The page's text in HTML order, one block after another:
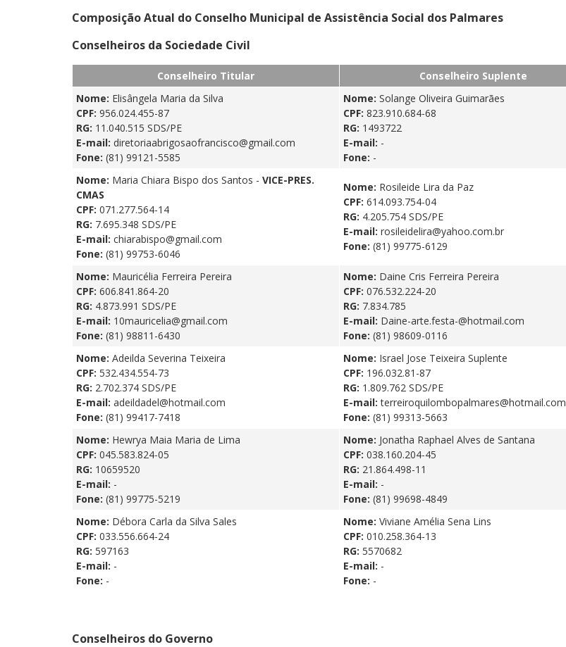
Composição Atual do Conselho Municipal de Assistência Social dos Palmares
Conselheiros da Sociedade Civil
Conselheiro Titular Conselheiro Suplente
Nome: Elisângela Maria da Silva
CPF: 956.024.455-87
RG: 11.040.515 SDS/PE
E-mail: diretoriaabrigosaofrancisco@gmail.com
Fone: (81) 99121-5585
Nome: Solange Oliveira Guimarães
CPF: 823.910.684-68
RG: 1493722
E-mail: -
Fone: -
Nome: Maria Chiara Bispo dos Santos - VICE-PRES.
CMAS
CPF: 071.277.564-14
RG: 7.695.348 SDS/PE
E-mail: chiarabispo@gmail.com
Fone: (81) 99753-6046
Nome: Rosileide Lira da Paz
CPF: 614.093.754-04
RG: 4.205.754 SDS/PE
E-mail: rosileidelira@yahoo.com.br
Fone: (81) 99775-6129
Nome: Mauricélia Ferreira Pereira
CPF: 606.841.864-20
RG: 4.873.991 SDS/PE
E-mail: 10mauricelia@gmail.com
Fone: (81) 98811-6430
Nome: Daine Cris Ferreira Pereira
CPF: 076.532.224-20
RG: 7.834.785
E-mail: Daine-arte.festa-@hotmail.com
Fone: (81) 98609-0116
Nome: Adeilda Severina Teixeira
CPF: 532.434.554-73
RG: 2.702.374 SDS/PE
E-mail: adeildadel@hotmail.com
Fone: (81) 99417-7418
Nome: Israel Jose Teixeira Suplente
CPF: 196.032.81-87
RG: 1.809.762 SDS/PE
E-mail:terreiroquilombopalmares@hotmail.com
Fone: (81) 99313-5663
Nome: Hewrya Maia Maria de Lima
CPF: 045.583.824-05
RG: 10659520
E-mail: -
Fone: (81) 99775-5219
Nome: Jonatha Raphael Alves de Santana
CPF: 038.160.204-45
RG: 21.864.498-11
E-mail: -
Fone: (81) 99698-4849
Nome: Débora Carla da Silva Sales
CPF: 033.556.664-24
RG: 597163
E-mail: -
Fone: -
Nome: Viviane Amélia Sena Lins
CPF: 010.258.364-13
RG: 5570682
E-mail: -
Fone: -
Conselheiros do Governo